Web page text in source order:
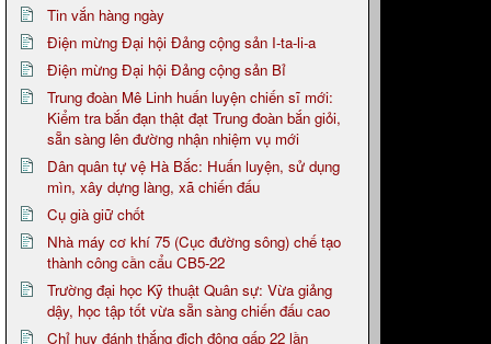
Tin vắn hàng ngày
Điện mừng Đại hội Đảng cộng sản I-ta-li-a
Điện mừng Đại hội Đảng cộng sản Bỉ
Trung đoàn Mê Linh huấn luyện chiến sĩ mới:
Kiểm tra bắn đạn thật đạt Trung đoàn bắn giỏi,
sẵn sàng lên đường nhận nhiệm vụ mới
Dân quân tự vệ Hà Bắc: Huấn luyện, sử dụng
mìn, xây dựng làng, xã chiến đấu
Cụ già giữ chốt
Nhà máy cơ khí 75 (Cục đường sông) chế tạo
thành công cần cẩu CB5-22
Trường đại học Kỹ thuật Quân sự: Vừa giảng
dậy, học tập tốt vừa sẵn sàng chiến đấu cao
Chỉ huy đánh thắng địch đông gấp 22 lần